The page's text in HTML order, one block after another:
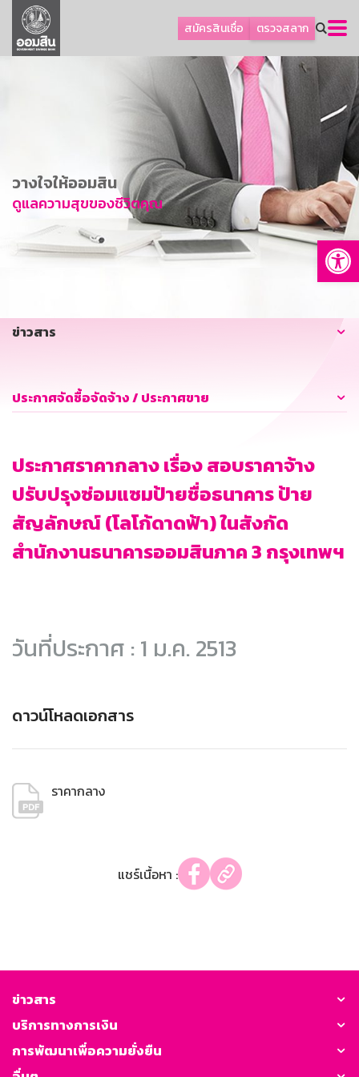
สมัครสินเชื่อ ตรวจสลาก
ลูกค้าธุรกิจ
ลูกค้าผู้ประกอบรายย่อย
การพัฒนาที่ยั่งยืน
ข่าวสาร
บริการทางการเงิน
อื่นๆ
วางใจให้ออมสิน
ดูแลความสุขของชีวิตคุณ
ข่าวสาร
ประกาศจัดซื้อจัดจ้าง / ประกาศขาย
ประกาศราคากลาง เรื่อง สอบราคาจ้าง
ปรับปรุงซ่อมแซมป้ายชื่อธนาคาร ป้าย
สัญลักษณ์ (โลโก้ดาดฟ้า) ในสังกัด
สำนักงานธนาคารออมสินภาค 3 กรุงเทพฯ
วันที่ประกาศ : 1 ม.ค. 2513
ดาวน์โหลดเอกสาร
ราคากลาง
แชร์เนื้อหา :
ข่าวสาร
บริการทางการเงิน
การพัฒนาเพื่อความยั่งยืน